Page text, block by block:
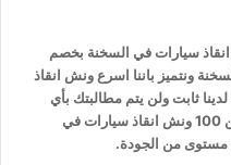
سيارات في السخنة بخصم
ونتميز باننا اسرع ونش انقاذ
ثابت ولن يتم مطالبتك بأي
رسوم إضافية أو إكرامية لاننا نمتلك اكثر من 100 ونش انقاذ سيارات في
مستوى من الجودة.